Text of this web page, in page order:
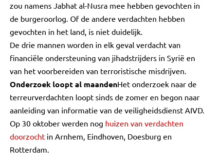
zou namens Jabhat al-Nusra mee hebben gevochten in
de burgeroorlog. Of de andere verdachten hebben
gevochten in het land, is niet duidelijk.
De drie mannen worden in elk geval verdacht van
financiële ondersteuning van jihadstrijders in Syrië en
van het voorbereiden van terroristische misdrijven.
Onderzoek loopt al maandenHet onderzoek naar de
terreurverdachten loopt sinds de zomer en begon naar
aanleiding van informatie van de veiligheidsdienst AIVD.
Op 30 oktober werden nog huizen van verdachten
doorzocht in Arnhem, Eindhoven, Doesburg en
Rotterdam.